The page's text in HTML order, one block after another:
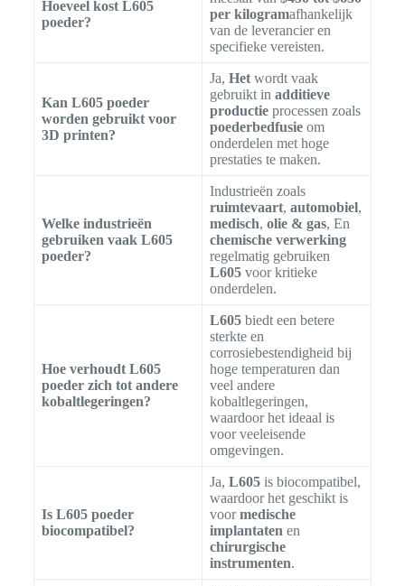
Hoeveel kost L605
poeder?
per kilogramafhankelijk
van de leverancier en
specifieke vereisten.
Kan L605 poeder
worden gebruikt voor
3D printen?
Ja, Hetwordt vaak
gebruikt in additieve
productieprocessen zoals
poederbedfusieom
onderdelen met hoge
prestaties te maken.
Welke industrieën
gebruiken vaak L605
poeder?
Industrieën zoals
ruimtevaart, automobiel,
medisch, olie & gas, En
chemische verwerking
regelmatig gebruiken
L605voor kritieke
onderdelen.
Hoe verhoudt L605
poeder zich tot andere
kobaltlegeringen?
L605biedt een betere
sterkte en
corrosiebestendigheid bij
hoge temperaturen dan
veel andere
kobaltlegeringen,
waardoor het ideaal is
voor veeleisende
omgevingen.
Is L605 poeder
biocompatibel?
Ja, L605is biocompatibel,
waardoor het geschikt is
voormedische
implantaten en
chirurgische
instrumenten.